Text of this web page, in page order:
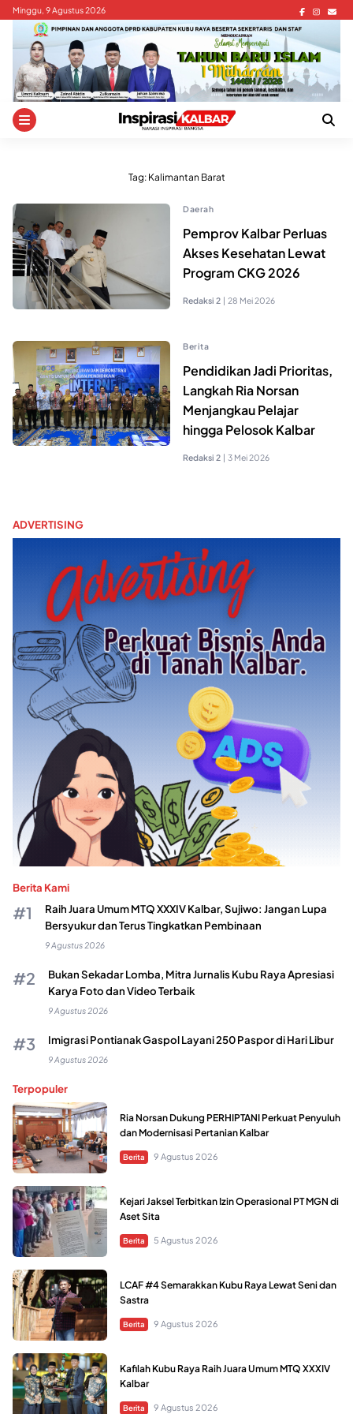
Skip
content
Minggu, 9 Agustus 2026
Tag: Kalimantan Barat
Daerah
Pemprov Kalbar Perluas
Akses Kesehatan Lewat
Program CKG 2026
Redaksi 2 | 28 Mei 2026
Berita
Pendidikan Jadi Prioritas,
Langkah Ria Norsan
Menjangkau Pelajar
hingga Pelosok Kalbar
Redaksi 2 | 3 Mei 2026
ADVERTISING
Berita Kami
Raih Juara Umum MTQ XXXIV Kalbar, Sujiwo: Jangan Lupa
Bersyukur dan Terus Tingkatkan Pembinaan
9 Agustus 2026
Bukan Sekadar Lomba, Mitra Jurnalis Kubu Raya Apresiasi
Karya Foto dan Video Terbaik
9 Agustus 2026
Imigrasi Pontianak Gaspol Layani 250 Paspor di Hari Libur
9 Agustus 2026
Terpopuler
Ria Norsan Dukung PERHIPTANI Perkuat Penyuluh
dan Modernisasi Pertanian Kalbar
Berita 9 Agustus 2026
Kejari Jaksel Terbitkan Izin Operasional PT MGN di
Aset Sita
Berita 5 Agustus 2026
LCAF #4 Semarakkan Kubu Raya Lewat Seni dan
Sastra
Berita 9 Agustus 2026
Kafilah Kubu Raya Raih Juara Umum MTQ XXXIV
Kalbar
Berita 9 Agustus 2026